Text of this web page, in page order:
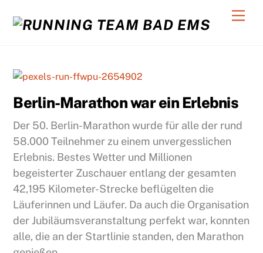
Berlin-Marathon war ein Erlebnis
Der 50. Berlin-Marathon wurde für alle der rund
58.000 Teilnehmer zu einem unvergesslichen
Erlebnis. Bestes Wetter und Millionen
begeisterter Zuschauer entlang der gesamten
42,195 Kilometer-Strecke beflügelten die
Läuferinnen und Läufer. Da auch die Organisation
der Jubiläumsveranstaltung perfekt war, konnten
alle, die an der Startlinie standen, den Marathon
To